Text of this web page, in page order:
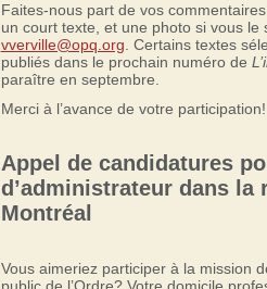
Faites-nous part de vos
un court texte, et une photo si vous le
vverville@opq.org . Certains textes
publiés dans le prochain numéro de
paraître en septembre.
Merci à l’avance de votre participation!
Appel de candidatures
d’administrateur dans la
Montréal
Vous aimeriez participer à la mission